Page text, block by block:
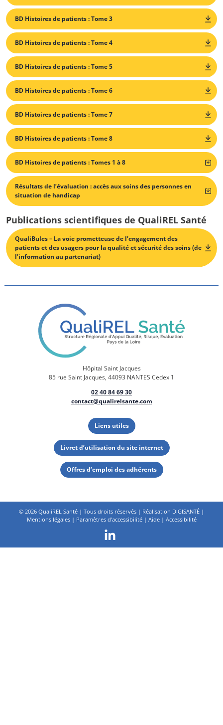
BD Histoires de patients : Tome 3
BD Histoires de patients : Tome 4
BD Histoires de patients : Tome 5
BD Histoires de patients : Tome 6
BD Histoires de patients : Tome 7
BD Histoires de patients : Tome 8
BD Histoires de patients : Tomes 1 à 8
Résultats de l’évaluation : accès aux soins des personnes en
situation de handicap
Publications scientifiques de QualiREL Santé
QualiBules – La voie prometteuse de l’engagement des
patients et des usagers pour la qualité et sécurité des soins (de
l’information au partenariat)
Hôpital Saint Jacques
85 rue Saint Jacques, 44093 NANTES Cedex 1
02 40 84 69 30
contact@qualirelsante.com
Liens utiles
Livret d’utilisation du site internet
Offres d’emploi des adhérents
© 2026 QualiREL Santé | Tous droits réservés | Réalisation DIGISANTÉ |
Mentions légales| Paramètres d'accessibilité| Aide| Accessibilité